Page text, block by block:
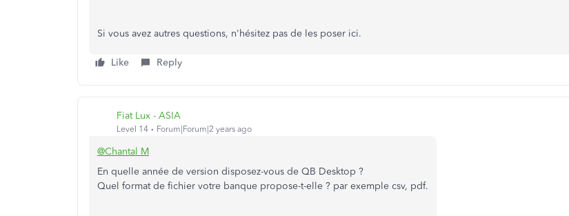
Si vous avez autres questions, n'hésitez pas de les poser ici.
Like Reply
Fiat Lux - ASIA
Level 14 Forum|Forum|2 years ago
@Chantal M
En quelle année de version disposez-vous de QB Desktop ?
Quel format de fichier votre banque propose-t-elle ? par exemple csv, pdf.